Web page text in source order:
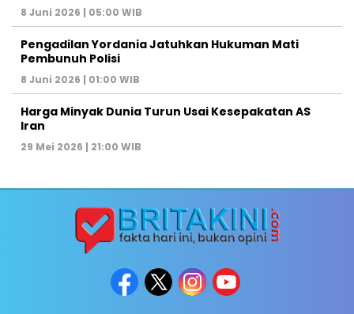
8 Juni 2026 | 05:00 WIB
Pengadilan Yordania Jatuhkan Hukuman Mati
Pembunuh Polisi
8 Juni 2026 | 01:00 WIB
Harga Minyak Dunia Turun Usai Kesepakatan AS
Iran
29 Mei 2026 | 21:00 WIB